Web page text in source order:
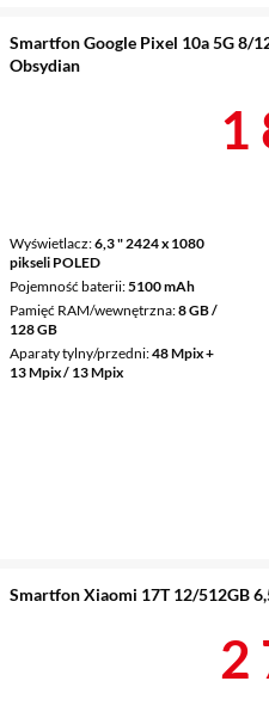
Smartfon Google Pixel 10a 5G 8/
Obsydian
Wyświetlacz 6,3 " 2424 x 1080
pikseli POLED
Pojemność baterii 5100 mAh
Pamięć RAM/wewnętrzna 8 GB /
128 GB
Aparaty tylny/przedni 48 Mpix +
13 Mpix / 13 Mpix
1
Smartfon Xiaomi 17T 12/512GB
2